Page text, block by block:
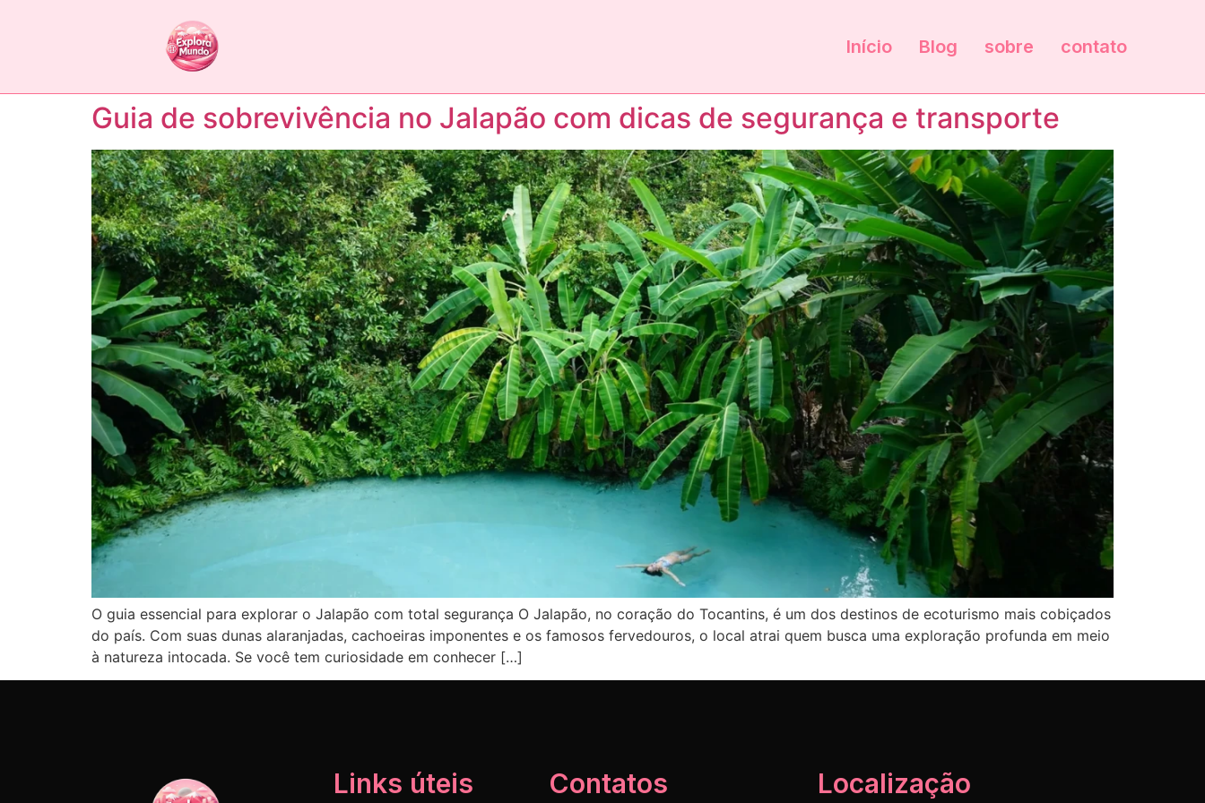
Início Blog sobre contato
Guia de sobrevivência no Jalapão com dicas de segurança e transporte
O guia essencial para explorar o Jalapão com total segurança O Jalapão, no coração do Tocantins, é um dos destinos de ecoturismo mais cobiçados
do país. Com suas dunas alaranjadas, cachoeiras imponentes e os famosos fervedouros, o local atrai quem busca uma exploração profunda em meio
à natureza intocada. Se você tem curiosidade em conhecer […]
Links úteis Contatos Localização